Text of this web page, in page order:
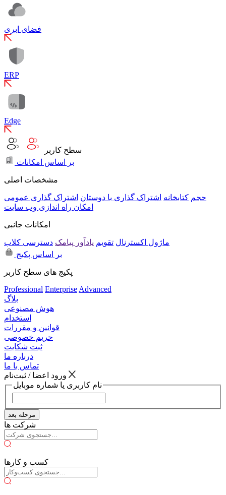
فضای ابری
ERP
Edge
سطح کاربر
بر اساس امکانات
مشخصات اصلی
حجم کتابخانه اشتراک گذاری با دوستان اشتراک گذاری عمومی
امکان راه اندازی وب سایت
امکانات جانبی
ماژول اکسترنال تقویم یادآور پیامک دسترسی کلاب
بر اساس پکیج
پکیج های سطح کاربر
Professional EnterpriseAdvanced
بلاگ
هوش مصنوعی
استخدام
قوانین و مقررات
حریم خصوصی
ثبت شکایت
درباره ما
تماس با ما
نام کاربری یا شماره موبایل
مرحله بعد
شرکت ها
کسب و کارها